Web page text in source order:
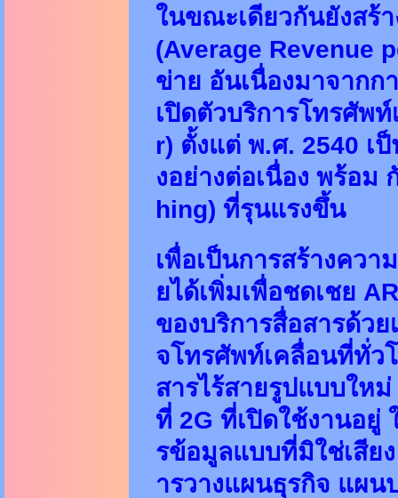
ในขณะเดียวกันยังสร้
(Average Revenue
ข่าย อันเนื่องมาจากก
เปิดตัวบริการโทรศัพ
r) ตั้งแต่ พ.ศ. 2540 เ
งอย่างต่อเนื่อง พร้อ
hing) ที่รุนแรงขึ้น
เพื่อเป็นการสร้างควา
ยได้เพิ่มเพื่อชดเชย
ของบริการสื่อสารด้ว
จโทรศัพท์เคลื่อนที่ทั่ว
สารไร้สายรูปแบบให
ที่ 2G ที่เปิดใช้งานอยู่
รข้อมูลแบบที่มิใช่เสีย
ารวางแผนธุรกิจ แผ